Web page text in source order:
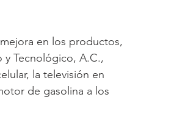
en los productos,
y Tecnológico, A.C.,
la televisión en
de gasolina a los